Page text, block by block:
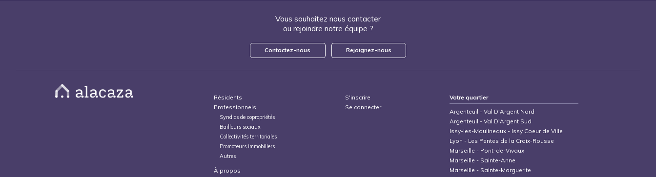
Vous souhaitez nous contacter
ou rejoindre notre équipe ?
Contactez-nous Rejoignez-nous
Résidents
Professionnels
Syndics de copropriétés
Bailleurs sociaux
Collectivités territoriales
Promoteurs immobiliers
Autres
À propos
S'inscrire
Se connecter
Votre quartier
Argenteuil -Val D'Argent Nord
Argenteuil -Val D'Argent Sud
Issy-les-Moulineaux - Issy Coeur de Ville
Lyon - Les Pentes de la Croix-Rousse
Marseille - Pont-de-Vivaux
Marseille - Sainte-Anne
Marseille - Sainte-Marguerite